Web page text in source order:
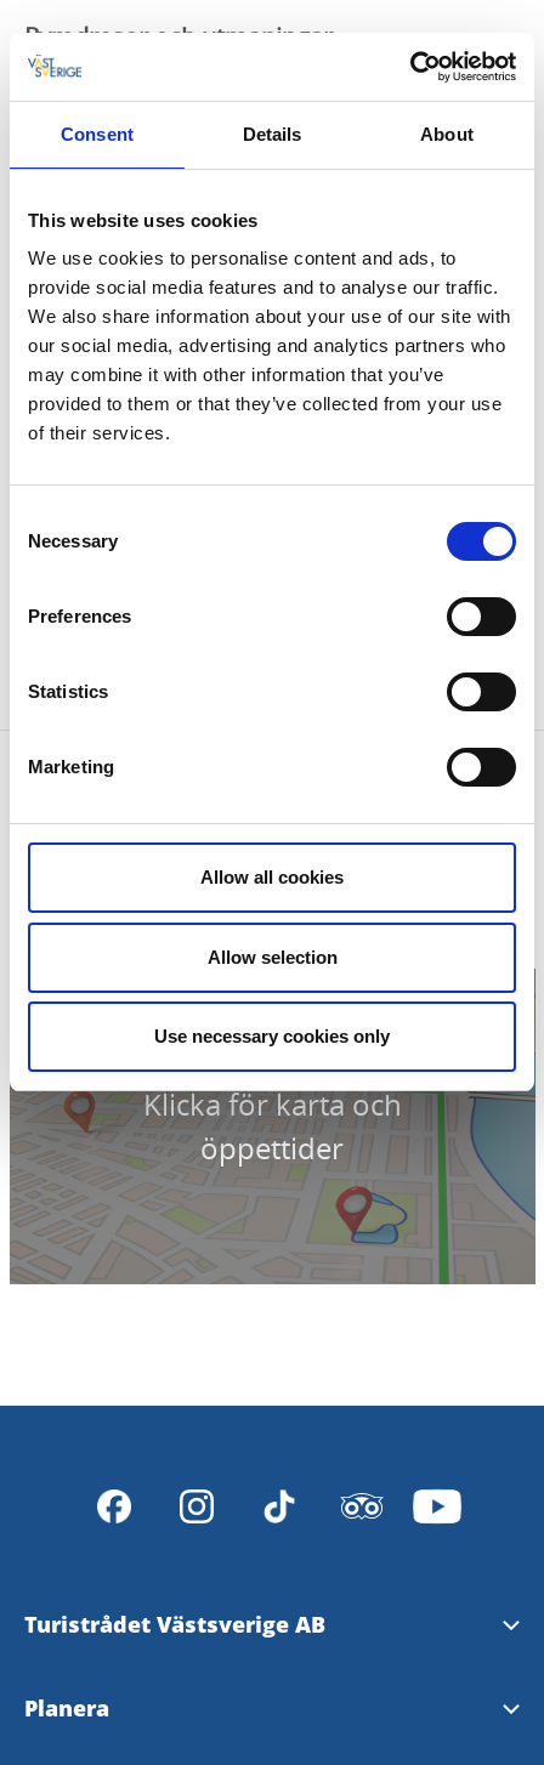
Consent Details About
This website uses cookies
We use cookies to personalise content and ads, to
provide social media features and to analyse our traffic.
We also share information about your use of our site with
our social media, advertising and analytics partners who
may combine it with other information that you’ve
provided to them or that they’ve collected from your use
of their services.
Selection
Necessary
Preferences
Statistics
Marketing
Allow all cookies
Allow selection
Use necessary cookies only
Rymdresor och utmaningar
Under ditt besök på Universeum kan du också
uppleva rymden och upptäcka hur kul det är med
teknik. Utforska kemins magi i Kemilabbet eller
utmana dig och dina matteskills i Mathrix. Lös ett
spana, så lär du dig samtidigt något nytt.
Upplev mer
Hajmatning, rymdäventyr och regnskogssafari. På
Universeum händer det alltid något spännande och
våra guider ser till att du får ut det mesta av besöket.
Kom riktigt nära. Känn fåglar svepa förbi, snudda vid
ormars lena fjäll, stå centimeter från giftiga spindlar
Ladda batterierna
flera alternativ för dig som vill ladda batterierna med
kluriga presenter för både barn och vuxna.
Kontaktinformation
Södra vägen 50
40020 Göteborg
Hemsida:universeum.se
Klicka för karta och
öppettider
Turistrådet Västsverige AB
Tipsa om evenemang
Planera